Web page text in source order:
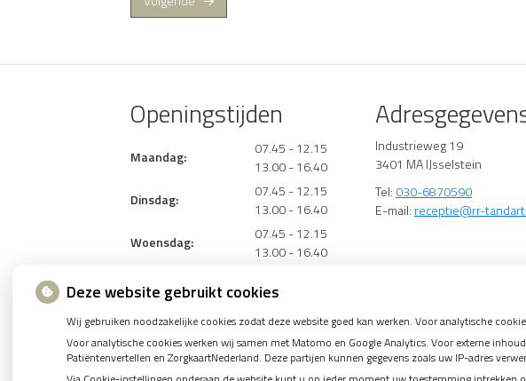
Openingstijden
Maandag:
07.45 - 12.15
13.00 - 16.40
Dinsdag:
07.45 - 12.15
13.00 - 16.40
Woensdag:
07.45 - 12.15
13.00 - 16.40
Donderdag:
13.00 - 16.40
Vrijdag:
07.45 - 12.15
13.00 - 16.00
Klik hiervoor de actuele telefonische bereikbaarheid
Industrieweg 19
3401 MA IJsselstein
Tel: 030-6870590
E-mail: receptie@rr-
Deze website gebruikt cookies
Wij gebruiken noodzakelijke cookies zodat deze website goed kan werken. Voor analytische
Voor analytische cookies werken wij samen met Matomo en Google Analytics. Voor externe
Patiëntenvertellen en ZorgkaartNederland. Deze partijen kunnen gegevens zoals uw IP-adres